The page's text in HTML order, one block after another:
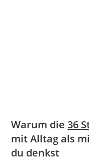
Warum die36
mit Alltag als
du denkst